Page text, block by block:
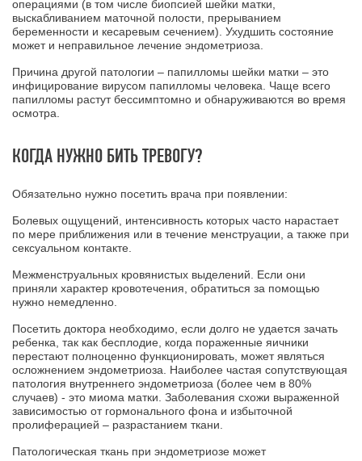
операциями (в том числе биопсией шейки матки,
выскабливанием маточной полости, прерыванием
беременности и кесаревым сечением). Ухудшить состояние
может и неправильное лечение эндометриоза.
Причина другой патологии – папилломы шейки матки – это
инфицирование вирусом папилломы человека. Чаще всего
папилломы растут бессимптомно и обнаруживаются во время
осмотра.
КОГДА НУЖНО БИТЬ ТРЕВОГУ?
Обязательно нужно посетить врача при появлении:
Болевых ощущений, интенсивность которых часто нарастает
по мере приближения или в течение менструации, а также при
сексуальном контакте.
Межменструальных кровянистых выделений. Если они
приняли характер кровотечения, обратиться за помощью
нужно немедленно.
Посетить доктора необходимо, если долго не удается зачать
ребенка, так как бесплодие, когда пораженные яичники
перестают полноценно функционировать, может являться
осложнением эндометриоза. Наиболее частая сопутствующая
патология внутреннего эндометриоза (более чем в 80%
случаев) - это миома матки. Заболевания схожи выраженной
зависимостью от гормонального фона и избыточной
пролиферацией – разрастанием ткани.
Патологическая ткань при эндометриозе может